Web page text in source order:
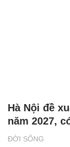
ĐỜI SỐNG
Hà Nội đề
năm 2027,